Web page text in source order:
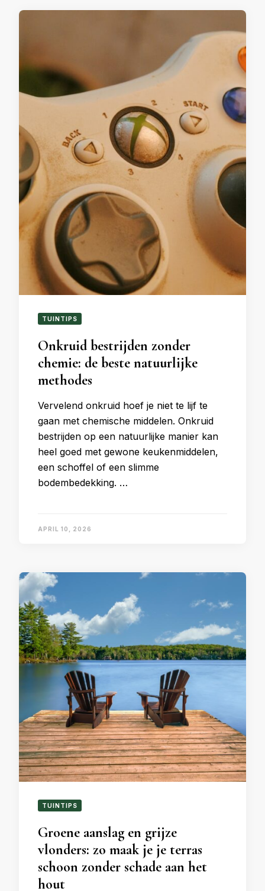
TUINTIPS
Onkruid bestrijden zonder
chemie: de beste natuurlijke
methodes
Vervelend onkruid hoef je niet te lijf te
gaan met chemische middelen. Onkruid
bestrijden op een natuurlijke manier kan
heel goed met gewone keukenmiddelen,
een schoffel of een slimme
bodembedekking. …
APRIL 10, 2026
TUINTIPS
Groene aanslag en grijze
vlonders: zo maak je je terras
schoon zonder schade aan het
hout